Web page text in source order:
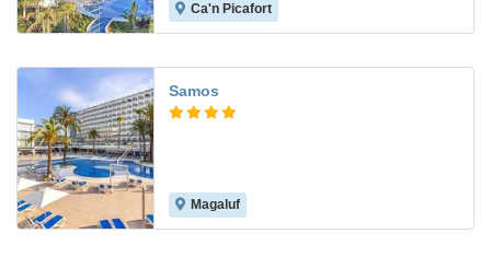
Ca'n Picafort
Samos
Magaluf